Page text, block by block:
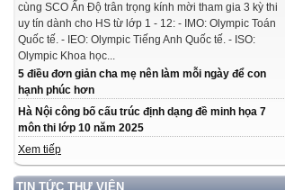
cùng SCO Ấn Độ trân trọng kính mời tham gia 3 kỳ thi
uy tín dành cho HS từ lớp 1 - 12: - IMO: Olympic Toán
Quốc tế. - IEO: Olympic Tiếng Anh Quốc tế. - ISO:
Olympic Khoa học...
5 điều đơn giản cha mẹ nên làm mỗi ngày để con
hạnh phúc hơn
Hà Nội công bố cấu trúc định dạng đề minh họa 7
môn thi lớp 10 năm 2025
Xem tiếp
TIN TỨC THƯ VIỆN